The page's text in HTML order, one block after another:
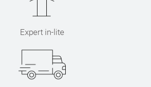
Expert in-lite